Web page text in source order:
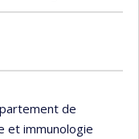
de
et immunologie